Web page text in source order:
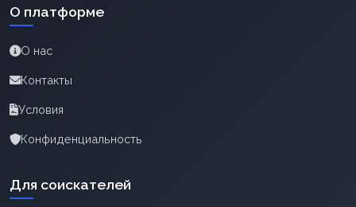
О платформе
О нас
Контакты
Условия
Конфиденциальность
Для соискателей